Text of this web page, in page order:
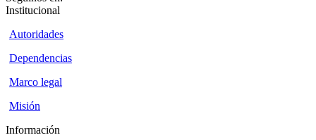
Institucional
Autoridades
Dependencias
Marco legal
Misión
Información